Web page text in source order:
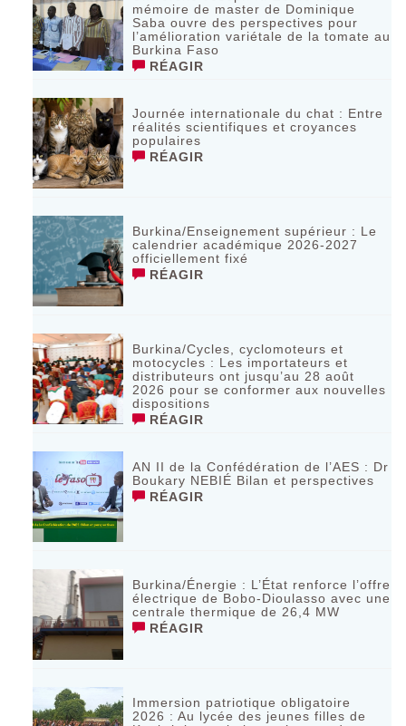
mémoire de master de Dominique
Saba ouvre des perspectives pour
l’amélioration variétale de la tomate au
Burkina Faso
RÉAGIR
Journée internationale du chat : Entre
réalités scientifiques et croyances
populaires
RÉAGIR
Burkina/Enseignement supérieur : Le
calendrier académique 2026-2027
officiellement fixé
RÉAGIR
Burkina/Cycles, cyclomoteurs et
motocycles : Les importateurs et
distributeurs ont jusqu’au 28 août
2026 pour se conformer aux nouvelles
dispositions
RÉAGIR
AN II de la Confédération de l’AES : Dr
Boukary NEBIÉ Bilan et perspectives
RÉAGIR
Burkina/Énergie : L’État renforce l’offre
électrique de Bobo-Dioulasso avec une
centrale thermique de 26,4 MW
RÉAGIR
Immersion patriotique obligatoire
2026 : Au lycée des jeunes filles de